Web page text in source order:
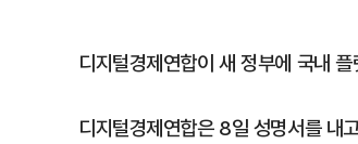
디지털경제연합이 새 정부에 국내
디지털경제연합은 8일 성명서를 내